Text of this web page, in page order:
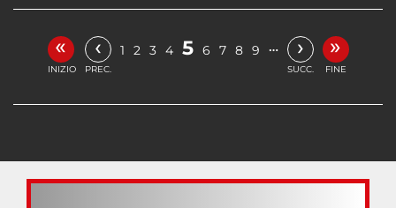
«
INIZIO
‹
PREC.
1 2 3 4 5 6 7 8 9 … ›
SUCC.
»
FINE